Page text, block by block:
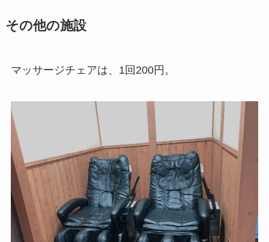
その他の施設
マッサージチェアは、1回200円。